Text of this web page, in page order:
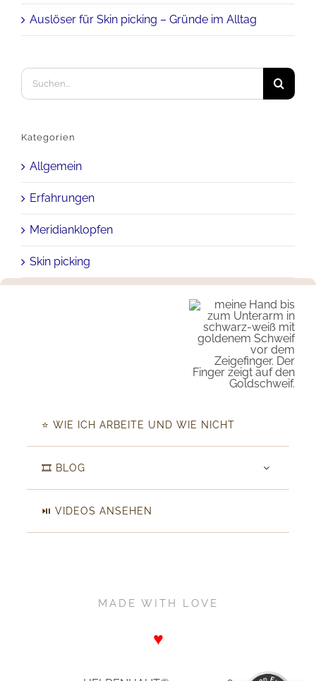
Auslöser für Skin picking – Gründe im Alltag
Suche
nach:
Kategorien
Allgemein
Erfahrungen
Meridianklopfen
Skin picking
⭐️ WIE ICH ARBEITE UND WIE NICHT
🎞️ BLOG
⏯️ VIDEOS ANSEHEN
MADE WITH LOVE
♥
HELDENHAUT
ProvenExpert.com
SEHR GUT